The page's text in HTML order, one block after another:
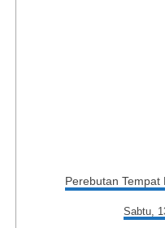
Perebutan Tempat
Sabtu,